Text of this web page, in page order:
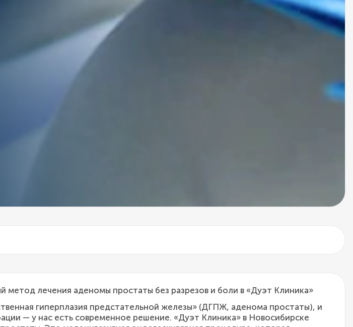
лечения аденомы простаты без разрезов и боли в «Дуэт Клиника»
гиперплазия предстательной железы» (ДГПЖ, аденома простаты), и
— у нас есть современное решение. «Дуэт Клиника» в Новосибирске